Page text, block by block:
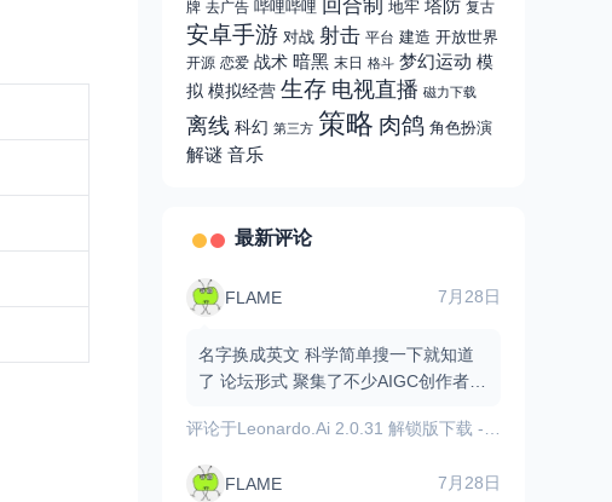
牌 去广告 哔哩哔哩 回合制 地牢 塔防 复古
安卓手游 对战 射击 平台 建造 开放世界
开源 恋爱 战术 暗黑 末日 格斗 梦幻运动 模
拟 模拟经营 生存 电视直播 磁力下载
离线 科幻 第三方 策略 肉鸽 角色扮演
解谜 音乐
最新评论
FLAME 7月28日
名字换成英文 科学简单搜一下就知道
了 论坛形式 聚集了不少AIGC创作者和
评论于Leonardo.Ai 2.0.31 解锁版下载 - 内置GPT图像模型/AI图像视频生成
FLAME 7月28日